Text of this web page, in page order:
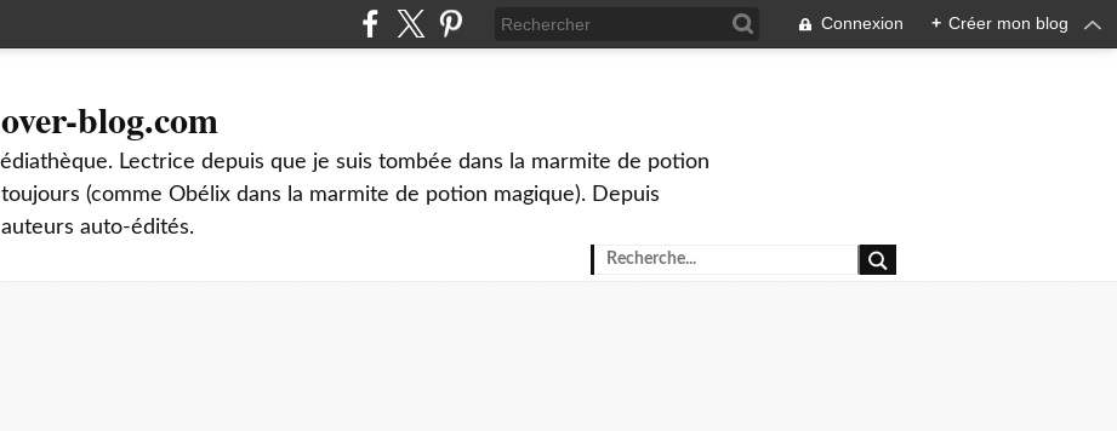
Connexion + Créer mon blog
blog.com
Lectrice depuis que je suis tombée dans la marmite de potion
(comme Obélix dans la marmite de potion magique). Depuis
auto-édités.